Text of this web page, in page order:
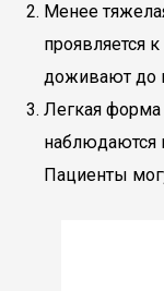
Менее
проявляется
доживают до
Легкая форма
наблюдаются
Пациенты